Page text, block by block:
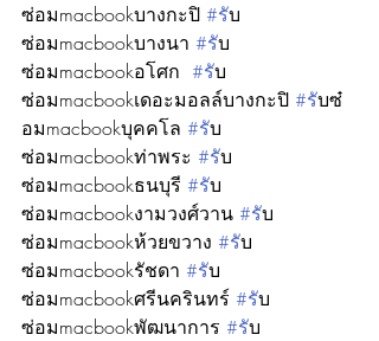
ซ่อมmacbookบางกะปิ #รับ
ซ่อมmacbookบางนา #รับ
ซ่อมmacbookอโศก #รับ
ซ่อมmacbookเดอะมอลล์บางกะปิ #รับซ๋
อมmacbookบุคคโล #รับ
ซ่อมmacbookท่าพระ #รับ
ซ่อมmacbookธนบุรี #รับ
ซ่อมmacbookงามวงศ์วาน #รับ
ซ่อมmacbookห้วยขวาง #รับ
ซ่อมmacbookรัชดา #รับ
ซ่อมmacbookศรีนครินทร์ #รับ
ซ่อมmacbookพัฒนาการ #รับ